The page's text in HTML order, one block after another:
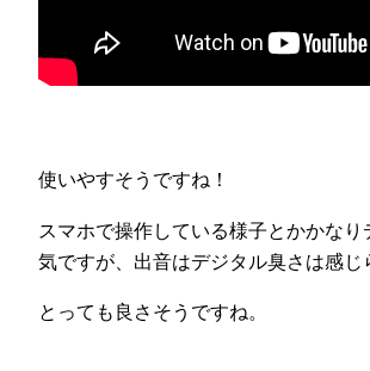
使いやすそうですね！
スマホで操作している様子とかかなり
気ですが、出音はデジタル臭さは感じ
とっても良さそうですね。